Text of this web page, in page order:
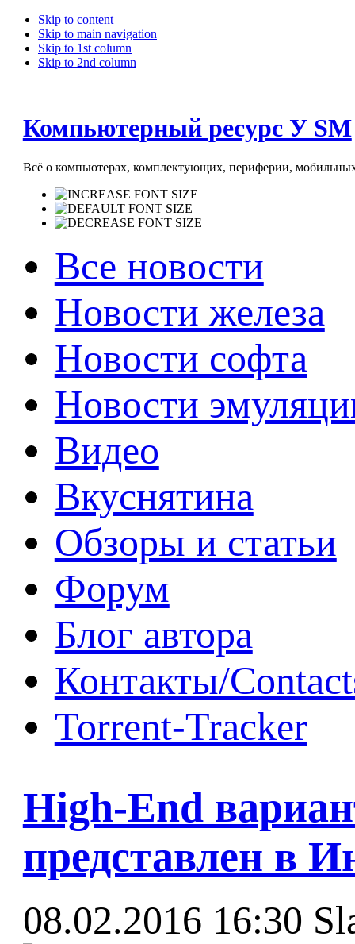
Skip to content
Skip to main navigation
Skip to 1st column
Skip to 2nd column
Компьютерный ресурс У SM
Всё о компьютерах, комплектующих, периферии, мобильных
Все новости
Новости железа
Новости софта
Новости
Видео
Вкуснятина
Обзоры и статьи
Форум
Блог автора
Контакты/
Torrent-Tracker
High-End
представлен в
08.02.2016 16:30